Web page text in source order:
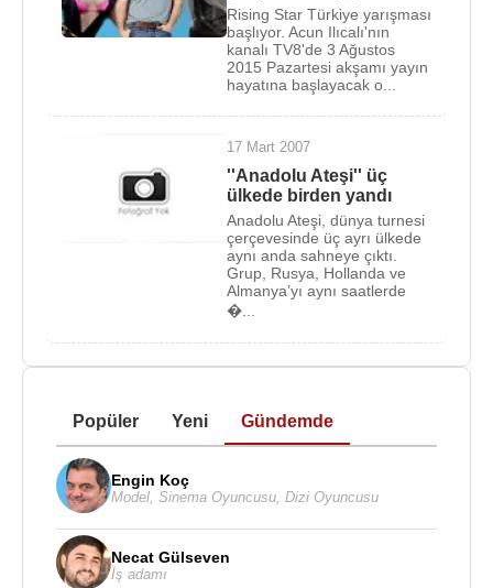
Rising Star Türkiye yarışması
başlıyor. Acun Ilıcalı'nın
kanalı TV8'de 3 Ağustos
2015 Pazartesi akşamı yayın
hayatına başlayacak o...
17 Mart 2007
''Anadolu Ateşi'' üç
ülkede birden yandı
Anadolu Ateşi, dünya turnesi
çerçevesinde üç ayrı ülkede
aynı anda sahneye çıktı.
Grup, Rusya, Hollanda ve
Almanya’yı aynı saatlerde
�...
Popüler Yeni Gündemde
Engin Koç
Model Sinema Oyuncusu Dizi Oyuncusu
Necat Gülseven
İş adamı